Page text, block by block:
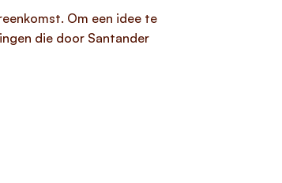
Om een idee te
die door Santander